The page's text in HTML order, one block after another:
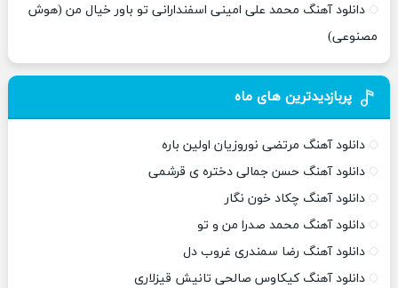
دانلود آهنگ محمد علی امینی اسفندارانی تو باور خیال من (هوش
مصنوعی)
پربازدیدترین های ماه
دانلود آهنگ مرتضی نوروزیان اولین باره
دانلود آهنگ حسن جمالی دختره ی قرشمی
دانلود آهنگ چکاد خون نگار
دانلود آهنگ محمد صدرا من و تو
دانلود آهنگ رضا سمندری غروب دل
دانلود آهنگ کیکاوس صالحی تانیش قیزلاری